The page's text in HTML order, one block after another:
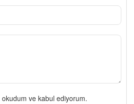
okudum ve kabul ediyorum.